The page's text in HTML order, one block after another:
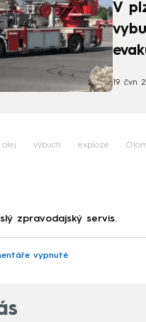
V
19. čvn
olej výbuch exploze
zpravodajský servis.
vypnuté